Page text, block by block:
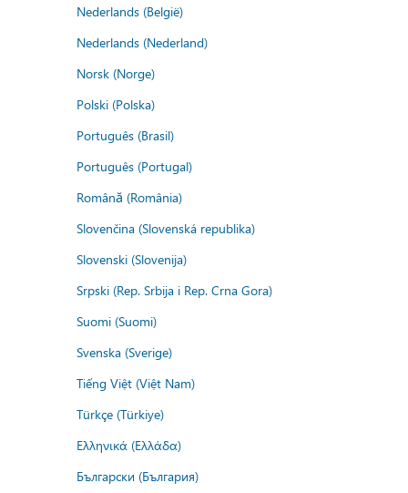
Nederlands (België)
Nederlands (Nederland)
Norsk (Norge)
Polski (Polska)
Português (Brasil)
Português (Portugal)
Română (România)
Slovenčina (Slovenská republika)
Slovenski (Slovenija)
Srpski (Rep. Srbija i Rep. Crna Gora)
Suomi (Suomi)
Svenska (Sverige)
Tiếng Việt (Việt Nam)
Türkçe (Türkiye)
Ελληνικά (Ελλάδα)
Български (България)